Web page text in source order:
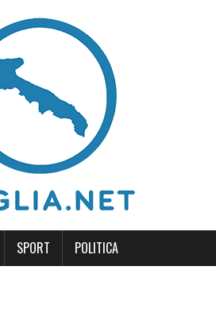
SPORT POLITICA